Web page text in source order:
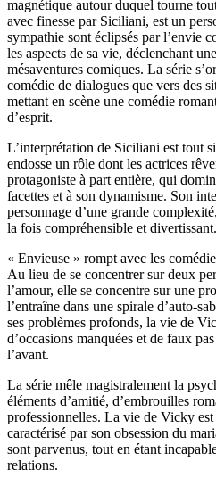
magnétique autour duquel tourne
avec finesse par Siciliani, est un
sympathie sont éclipsés par l’envie
les aspects de sa vie, déclenchant
mésaventures comiques. La série
comédie de dialogues que vers des
mettant en scène une comédie
d’esprit.
L’interprétation de Siciliani est tout
endosse un rôle dont les actrices
protagoniste à part entière, qui
facettes et à son dynamisme. Son
personnage d’une grande
la fois compréhensible et divertissant.
« Envieuse » rompt avec les
Au lieu de se concentrer sur deux
l’amour, elle se concentre sur une
l’entraîne dans une spirale d’auto-
ses problèmes profonds, la vie de
d’occasions manquées et de faux
l’avant.
La série mêle magistralement la
éléments d’amitié, d’embrouilles
professionnelles. La vie de Vicky
caractérisé par son obsession du
sont parvenus, tout en étant
relations.